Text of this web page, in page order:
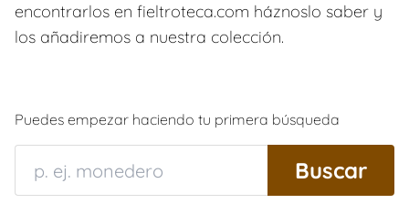
encontrarlos en fieltroteca.com háznoslo saber y
los añadiremos a nuestra colección.
Puedes empezar haciendo tu primera búsqueda